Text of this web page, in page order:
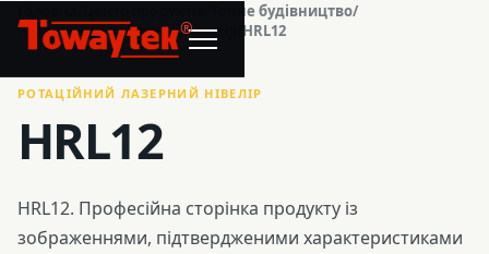
®
Точне будівництво/
Ротаційний лазерний нівелір
HRL12
РОТАЦІЙНИЙ ЛАЗЕРНИЙ НІВЕЛІР
HRL12
HRL12. Професійна сторінка продукту із
зображеннями, підтвердженими характеристиками